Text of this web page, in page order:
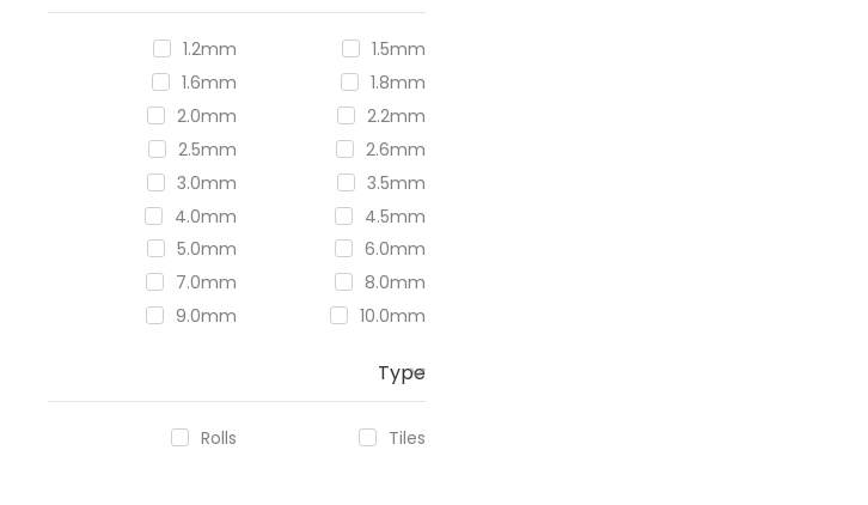
1.2mm
1.5mm
1.6mm
1.8mm
2.0mm
2.2mm
2.5mm
2.6mm
3.0mm
3.5mm
4.0mm
4.5mm
5.0mm
6.0mm
7.0mm
8.0mm
9.0mm
10.0mm
Type
Rolls Tiles